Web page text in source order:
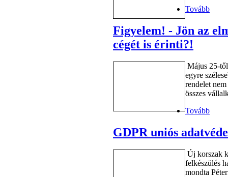
Tovább
Figyelem! - Jön az
cégét is érinti?!
Május 25-
egyre
rendelet
összes
Tovább
GDPR uniós
Új korszak
felkészülés
mondta